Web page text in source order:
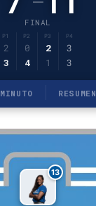
FINAL
P1 P2 P3 P4
2 0 2
3
3
4 1 3
RESUMEN
13